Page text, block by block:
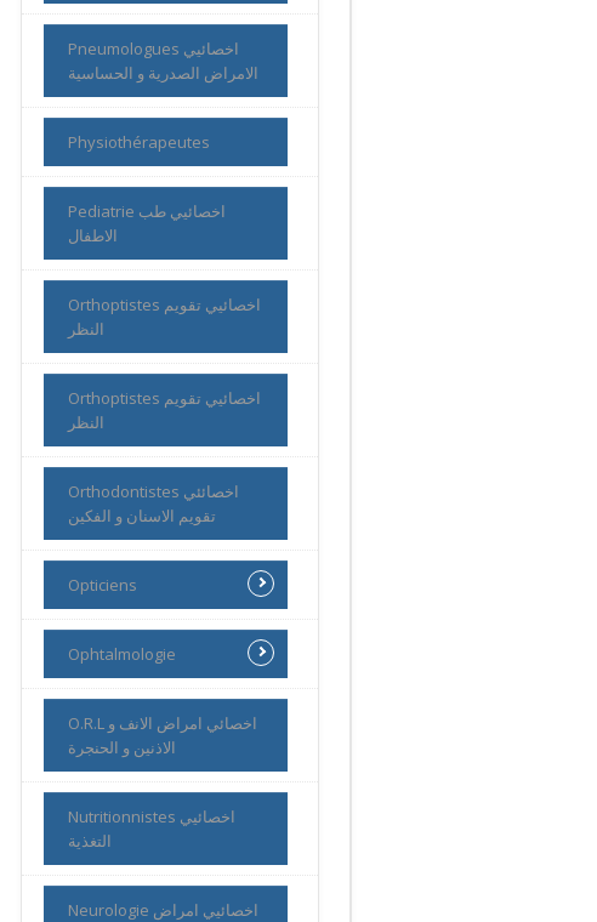
Pneumologues اخصائيي
الامراض الصدرية و الحساسية
Physiothérapeutes
Pediatrie اخصائيي طب
الاطفال
Orthoptistes اخصائيي تقويم
النظر
Orthoptistes اخصائيي تقويم
النظر
Orthodontistes اخصائئي
تقويم الاسنان و الفكين
Opticiens
Ophtalmologie
O.R.L اخصائي امراض الانف و
الاذنين و الحنجرة
Nutritionnistes اخصائيي
التغذية
Neurologie اخصائيي امراض